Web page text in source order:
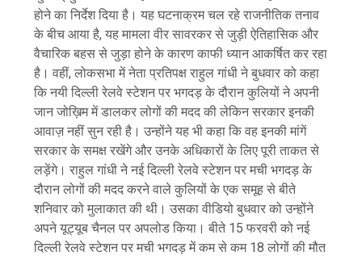
होने का निर्देश दिया है। यह घटनाक्रम चल रहे राजनीतिक तनाव
के बीच आया है, यह मामला वीर सावरकर से जुड़ी ऐतिहासिक और
वैचारिक बहस से जुड़ा होने के कारण काफी ध्यान आकर्षित कर रहा
है। वहीं, लोकसभा में नेता प्रतिपक्ष राहुल गांधी ने बुधवार को कहा
कि नयी दिल्ली रेलवे स्टेशन पर भगदड़ के दौरान कुलियों ने अपनी
जान जोख़िम में डालकर लोगों की मदद की लेकिन सरकार इनकी
आवाज़ नहीं सुन रही है। उन्होंने यह भी कहा कि वह इनकी मांगें
सरकार के समक्ष रखेंगे और उनके अधिकारों के लिए पूरी ताकत से
लड़ेंगे। राहुल गांधी ने नई दिल्ली रेलवे स्टेशन पर मची भगदड़ के
दौरान लोगों की मदद करने वाले कुलियों के एक समूह से बीते
शनिवार को मुलाकात की थी। उसका वीडियो बुधवार को उन्होंने
अपने यूट्यूब चैनल पर अपलोड किया। बीते 15 फरवरी को नई
दिल्ली रेलवे स्टेशन पर मची भगदड़ में कम से कम 18 लोगों की मौत